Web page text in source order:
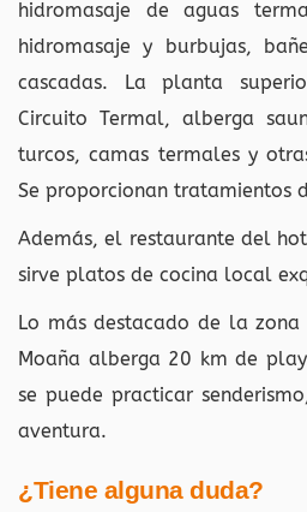
hidromasaje de aguas
hidromasaje y burbujas,
cascadas. La planta
Circuito Termal, alberga
turcos, camas termales y
Se proporcionan tratamientos
Además, el restaurante del
sirve platos de cocina local
Lo más destacado de la
Moaña alberga 20 km de
se puede practicar
aventura.
¿Tiene alguna duda?